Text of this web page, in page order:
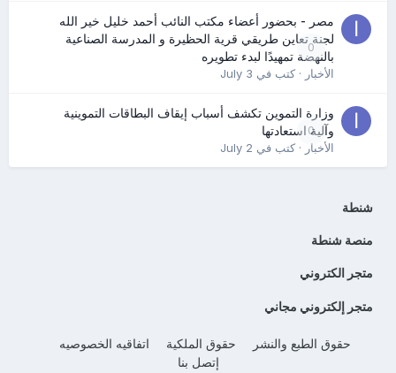
0
مصر - بحضور أعضاء مكتب النائب أحمد خليل خير الله
لجنة تعاين طريقي قرية الحظيرة و المدرسة الصناعية
بالنهضة تمهيدًا لبدء تطويره
الأخبار· كتب في July 3
0
وزارة التموين تكشف أسباب إيقاف البطاقات التموينية
وآلية استعادتها
الأخبار· كتب في July 2
شنطة
منصة شنطة
متجر الكتروني
متجر إلكتروني مجاني
حقوق الطبع والنشر حقوق الملكية
اتفاقيه الخصوصيه
إتصل بنا